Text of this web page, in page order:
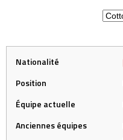
Nationalité
Position
Équipe actuelle
Anciennes équipes